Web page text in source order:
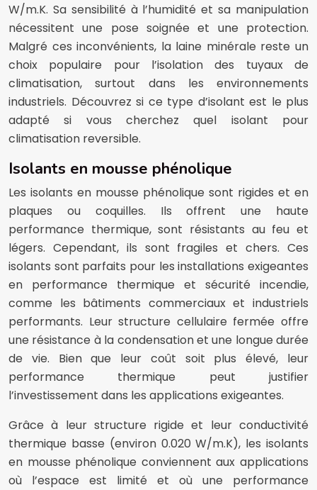
W/m.K. Sa sensibilité à l’humidité et sa manipulation
nécessitent une pose soignée et une protection.
Malgré ces inconvénients, la laine minérale reste un
choix populaire pour l’isolation des tuyaux de
climatisation, surtout dans les environnements
industriels. Découvrez si ce type d’isolant est le plus
adapté si vous cherchez quel isolant pour
climatisation reversible.
Isolants en mousse phénolique
Les isolants en mousse phénolique sont rigides et en
plaques ou coquilles. Ils offrent une haute
performance thermique, sont résistants au feu et
légers. Cependant, ils sont fragiles et chers. Ces
isolants sont parfaits pour les installations exigeantes
en performance thermique et sécurité incendie,
comme les bâtiments commerciaux et industriels
performants. Leur structure cellulaire fermée offre
une résistance à la condensation et une longue durée
de vie. Bien que leur coût soit plus élevé, leur
performance thermique peut justifier
l’investissement dans les applications exigeantes.
Grâce à leur structure rigide et leur conductivité
thermique basse (environ 0.020 W/m.K), les isolants
en mousse phénolique conviennent aux applications
où l’espace est limité et où une performance